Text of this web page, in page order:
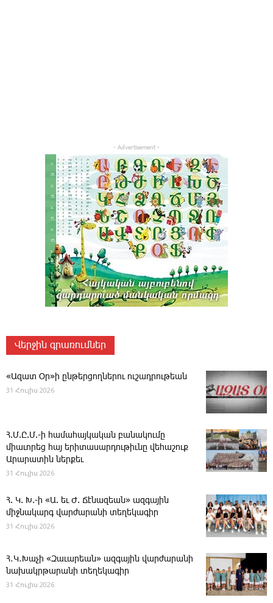
- Advertisement -
Վերջին գրառումներ
«Ազատ Օր»ի ընթերցողներու ուշադրութեան
31 Հուլիս 2026
Հ.Մ.Ը.Մ.-ի համահայկական բանակումը
միաւորեց հայ երիտասարդութիւնը վեհաշուք
Արարատին ներքեւ
31 Հուլիս 2026
Հ. Կ. Խ.-ի «Ա. եւ Ժ. ­Ճէնազեան» ազգային
միջնակարգ վարժարանի տեղեկագիր
31 Հուլիս 2026
Հ․Կ․Խաչի «Զաւարեան» ազգային վարժարանի
նախակրթարանի տեղեկագիր
31 Հուլիս 2026